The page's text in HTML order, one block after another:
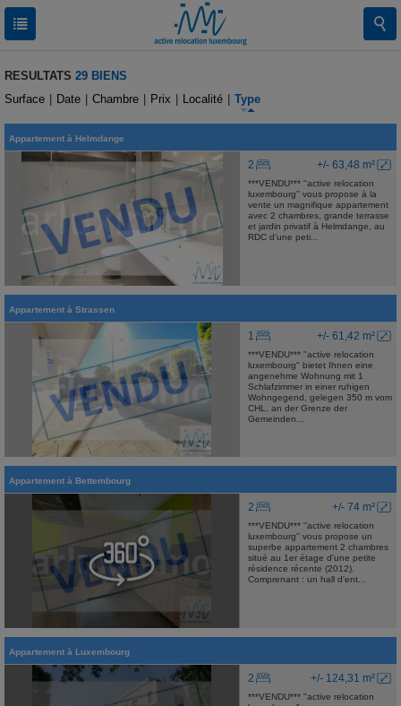
RESULTATS 29 BIENS
Surface
Date Chambre Prix Localité Type
Appartement à Helmdange
+/- 63,48 m²
2
***VENDU*** ''active relocation
luxembourg'' vous propose à la
vente un magnifique appartement
avec 2 chambres, grande terrasse
et jardin privatif à Helmdange, au
RDC d'une peti...
Appartement à Strassen
+/- 61,42 m²
1
***VENDU*** "active relocation
luxembourg" bietet Ihnen eine
angenehme Wohnung mit 1
Schlafzimmer in einer ruhigen
Wohngegend, gelegen 350 m vom
CHL, an der Grenze der
Gemeinden...
Appartement à Bettembourg
+/- 74 m²
2
***VENDU*** ''active relocation
luxembourg'' vous propose un
superbe appartement 2 chambres
situé au 1er étage d'une petite
résidence récente (2012).
Comprenant : un hall d'ent...
Appartement à Luxembourg
+/- 124,31 m²
2
***VENDU*** "active relocation